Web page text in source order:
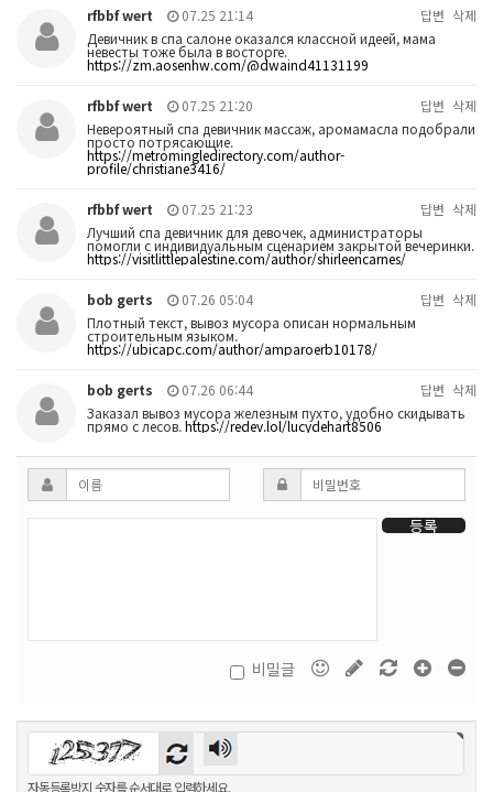
rfbbf wert 07.25 21:14 답변 삭제
Девичник в спа салоне оказался классной идеей, мама
невесты тоже была в восторге.
https://zm.aosenhw.com/@dwaind41131199
rfbbf wert 07.25 21:20 답변 삭제
Невероятный спа девичник массаж, аромамасла подобрали
просто потрясающие.
https://metromingledirectory.com/author-
profile/christiane3416/
rfbbf wert 07.25 21:23 답변 삭제
Лучший спа девичник для девочек, администраторы
помогли с индивидуальным сценарием закрытой вечеринки.
https://visitlittlepalestine.com/author/shirleencarnes/
bob gerts 07.26 05:04 답변 삭제
Плотный текст, вывоз мусора описан нормальным
строительным языком.
https://ubicapc.com/author/amparoerb10178/
bob gerts 07.26 06:44 답변 삭제
Заказал вывоз мусора железным пухто, удобно скидывать
прямо с лесов.https://redev.lol/lucydehart8506
등록
비밀글
자동등록방지 숫자를 순서대로 입력하세요.